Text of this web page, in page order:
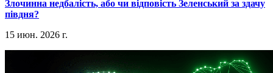
​Злочинна недбалість, або чи відповість Зеленський за здачу
півдня?
15 июн. 2026 г.